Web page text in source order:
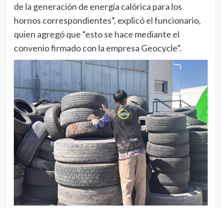
de la generación de energía calórica para los
hornos correspondientes”, explicó el funcionario,
quien agregó que “esto se hace mediante el
convenio firmado con la empresa Geocycle”.